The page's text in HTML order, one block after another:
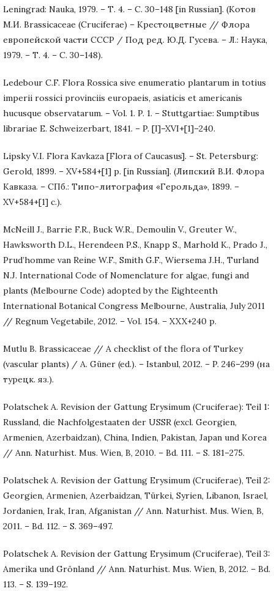
Leningrad: Nauka, 1979. – Т. 4. – С. 30–148 [in Russian]. (Котов
М.И. Brassicaceae (Cruciferae) – Крестоцветные // Флора
европейской части СССР / Под ред. Ю.Д. Гусева. – Л.: Наука,
1979. – Т. 4. – С. 30–148).
Ledebour C.F. Flora Rossica sive enumeratio plantarum in totius
imperii rossici provinciis europaeis, asiaticis et americanis
hucusque observatarum. – Vol. 1. P. 1. – Stuttgartiae: Sumptibus
librariae E. Schweizerbart, 1841. – P. [I]–XVI+[1]–240.
Lipsky V.I. Flora Kavkaza [Flora of Caucasus]. – St. Petersburg:
Gerold, 1899. – XV+584+[1] p. [in Russian]. (Липский В.И. Флора
Кавказа. – СПб.: Типо-литография «Герольда», 1899. –
XV+584+[1] с.).
McNeill J., Barrie F.R., Buck W.R., Demoulin V., Greuter W.,
Hawksworth D.L., Herendeen P.S., Knapp S., Marhold K., Prado J.,
Prud’homme van Reine W.F., Smith G.F., Wiersema J.H., Turland
N.J. International Code of Nomenclature for algae, fungi and
plants (Melbourne Code) adopted by the Eighteenth
International Botanical Congress Melbourne, Australia, July 2011
// Regnum Vegetabile, 2012. – Vol. 154. – XXX+240 p.
Mutlu B. Brassicaceae // A checklist of the flora of Turkey
(vascular plants) / A. Güner (ed.). – Istanbul, 2012. – P. 246–299 (на
турецк. яз.).
Polatschek A. Revision der Gattung Erysimum (Cruciferae): Teil 1:
Russland, die Nachfolgestaaten der USSR (excl. Georgien,
Armenien, Azerbaidzan), China, Indien, Pakistan, Japan und Korea
// Ann. Naturhist. Mus. Wien, B, 2010. – Bd. 111. – S. 181–275.
Polatschek A. Revision der Gattung Erysimum (Cruciferae), Teil 2:
Georgien, Armenien, Azerbaidzan, Türkei, Syrien, Libanon, Israel,
Jordanien, Irak, Iran, Afganistan // Ann. Naturhist. Mus. Wien, B,
2011. – Bd. 112. – S. 369–497.
Polatschek A. Revision der Gattung Erysimum (Cruciferae), Teil 3:
Amerika und Grönland // Ann. Naturhist. Mus. Wien, B, 2012. – Bd.
113. – S. 139–192.